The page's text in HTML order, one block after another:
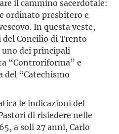
il cammino sacerdotale:
ordinato presbitero e
In questa veste,
Concilio di Trento
dei principali
“Controriforma” e
del “Catechismo
le indicazioni del
di risiedere nelle
a soli 27 anni, Carlo